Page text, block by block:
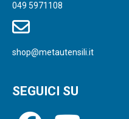
049 5971108
shop@metautensili.it
SEGUICI SU